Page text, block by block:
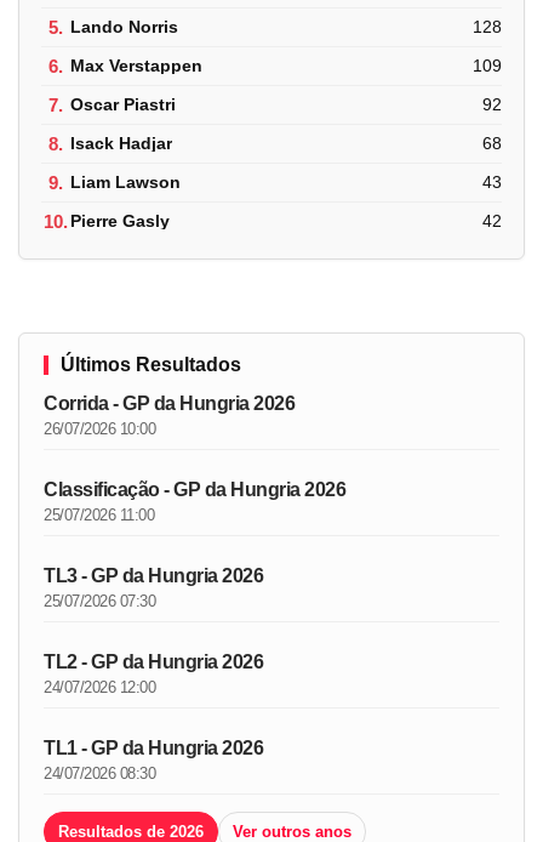
5. Lando Norris 128
6. Max Verstappen 109
7. Oscar Piastri 92
8. Isack Hadjar 68
9. Liam Lawson 43
10.Pierre Gasly 42
Últimos Resultados
Corrida - GP da Hungria 2026
26/07/2026 10:00
Classificação - GP da Hungria 2026
25/07/2026 11:00
TL3 - GP da Hungria 2026
25/07/2026 07:30
TL2 - GP da Hungria 2026
24/07/2026 12:00
TL1 - GP da Hungria 2026
24/07/2026 08:30
Resultados de 2026 Ver outros anos